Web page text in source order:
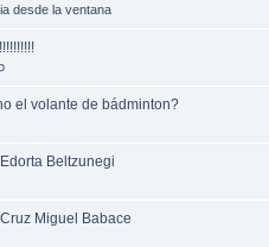
desde la ventana
el volante de bádminton?
Beltzunegi
Miguel Babace